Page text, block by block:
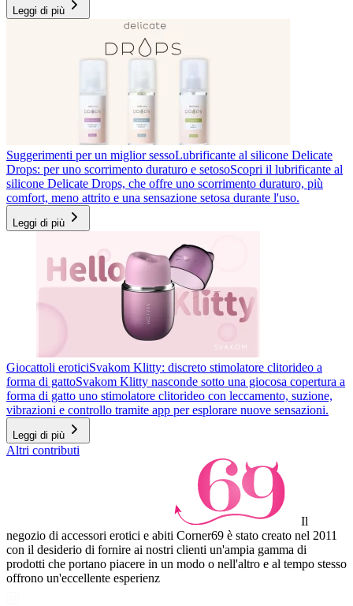
Leggi di più
Suggerimenti per un miglior sessoLubrificante al silicone Delicate
Drops: per uno scorrimento duraturo e setosoScopri il lubrificante al
silicone Delicate Drops, che offre uno scorrimento duraturo, più
comfort, meno attrito e una sensazione setosa durante l'uso.
Leggi di più
Giocattoli eroticiSvakom Klitty: discreto stimolatore clitorideo a
forma di gattoSvakom Klitty nasconde sotto una giocosa copertura a
forma di gatto uno stimolatore clitorideo con leccamento, suzione,
vibrazioni e controllo tramite app per esplorare nuove sensazioni.
Leggi di più
Altri contributi
Il
negozio di accessori erotici e abiti Corner69 è stato creato nel 2011
con il desiderio di fornire ai nostri clienti un'ampia gamma di
prodotti che portano piacere in un modo o nell'altro e al tempo stesso
offrono un'eccellente esperienz